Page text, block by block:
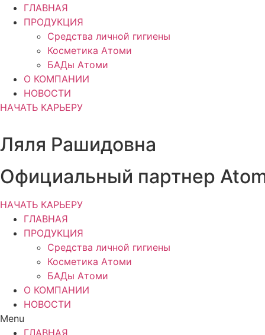
ГЛАВНАЯ
ПРОДУКЦИЯ
Средства личной гигиены
Косметика Атоми
БАДы Атоми
О КОМПАНИИ
НОВОСТИ
НАЧАТЬ КАРЬЕРУ
Ляля Рашидовна
Официальный партнер
НАЧАТЬ КАРЬЕРУ
ГЛАВНАЯ
ПРОДУКЦИЯ
Средства личной гигиены
Косметика Атоми
БАДы Атоми
О КОМПАНИИ
НОВОСТИ
Menu
ГЛАВНАЯ